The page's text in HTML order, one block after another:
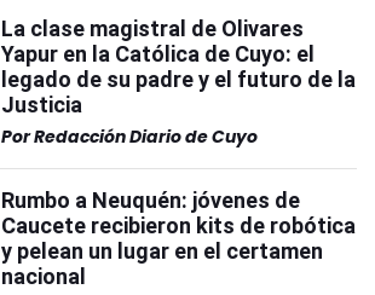
La clase magistral de Olivares
Yapur en la Católica de Cuyo: el
legado de su padre y el futuro de la
Justicia
PorRedacción Diario de Cuyo
Rumbo a Neuquén: jóvenes de
Caucete recibieron kits de robótica
y pelean un lugar en el certamen
nacional